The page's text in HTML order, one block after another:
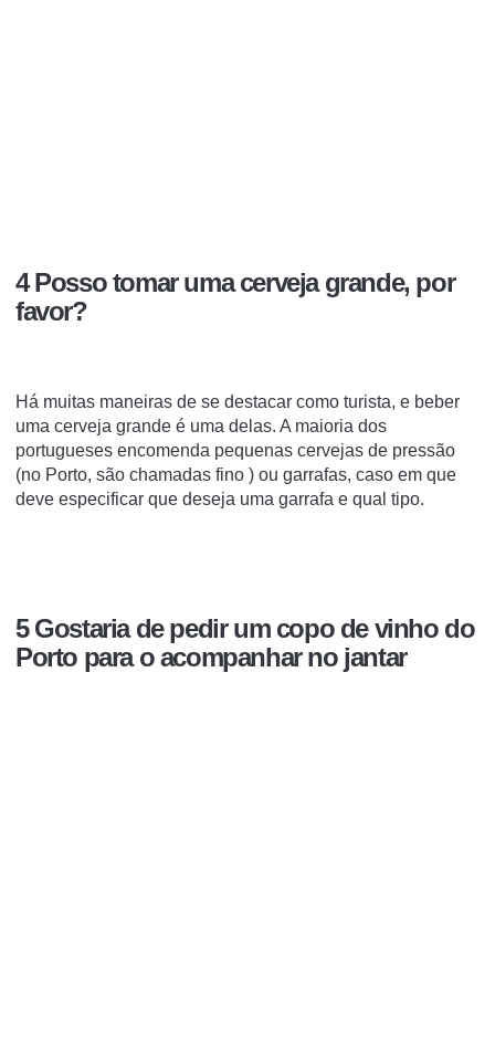
4 Posso tomar uma cerveja grande, por
favor?
Há muitas maneiras de se destacar como turista, e beber
uma cerveja grande é uma delas. A maioria dos
portugueses encomenda pequenas cervejas de pressão
(no Porto, são chamadas fino ) ou garrafas, caso em que
deve especificar que deseja uma garrafa e qual tipo.
5 Gostaria de pedir um copo de vinho do
Porto para o acompanhar no jantar